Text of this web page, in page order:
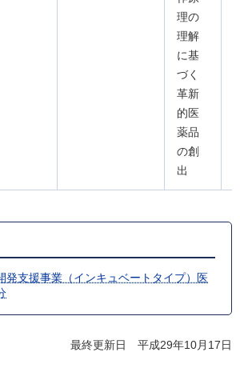
理の
理解
に基
づく
革新
的医
薬品
の創
出
発支援事業（インキュベートタイプ）医
最終更新日 平成29年10月17日